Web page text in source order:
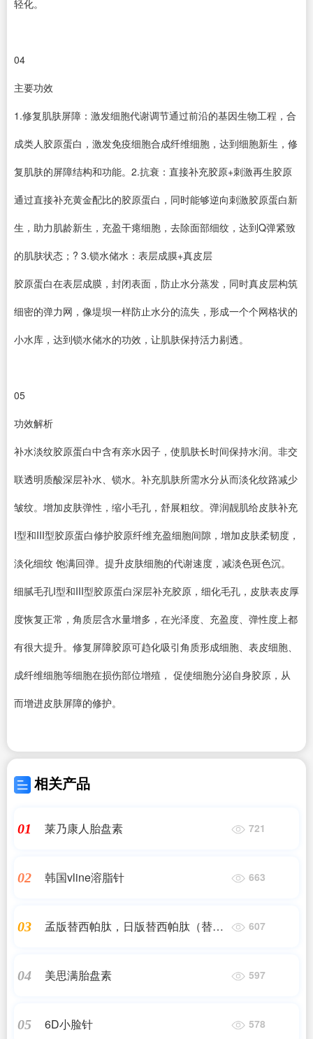
轻化。
04
主要功效
1.修复肌肤屏障：激发细胞代谢调节通过前沿的基因生物工程，合
成类人胶原蛋白，激发免疫细胞合成纤维细胞，达到细胞新生，修
复肌肤的屏障结构和功能。2.抗衰：直接补充胶原+刺激再生胶原
通过直接补充黄金配比的胶原蛋白，同时能够逆向刺激胶原蛋白新
生，助力肌龄新生，充盈干瘪细胞，去除面部细纹，达到Q弹紧致
的肌肤状态；? 3.锁水储水：表层成膜+真皮层
胶原蛋白在表层成膜，封闭表面，防止水分蒸发，同时真皮层构筑
细密的弹力网，像堤坝一样防止水分的流失，形成一个个网格状的
小水库，达到锁水储水的功效，让肌肤保持活力剔透。
05
功效解析
补水淡纹胶原蛋白中含有亲水因子，使肌肤长时间保持水润。非交
联透明质酸深层补水、锁水。补充肌肤所需水分从而淡化纹路减少
皱纹。增加皮肤弹性，缩小毛孔，舒展粗纹。弹润靓肌给皮肤补充
I型和III型胶原蛋白修护胶原纤维充盈细胞间隙，增加皮肤柔韧度，
淡化细纹 饱满回弹。提升皮肤细胞的代谢速度，减淡色斑色沉。
细腻毛孔I型和III型胶原蛋白深层补充胶原，细化毛孔，皮肤表皮厚
度恢复正常，角质层含水量增多，在光泽度、充盈度、弹性度上都
有很大提升。修复屏障胶原可趋化吸引角质形成细胞、表皮细胞、
成纤维细胞等细胞在损伤部位增殖， 促使细胞分泌自身胶原，从
而增进皮肤屏障的修护。
相关产品
01 莱乃康人胎盘素 721
02 韩国vline溶脂针 663
03
孟版替西帕肽，日版替西帕肽（替尔
607
04 美思满胎盘素 597
05 6D小脸针 578